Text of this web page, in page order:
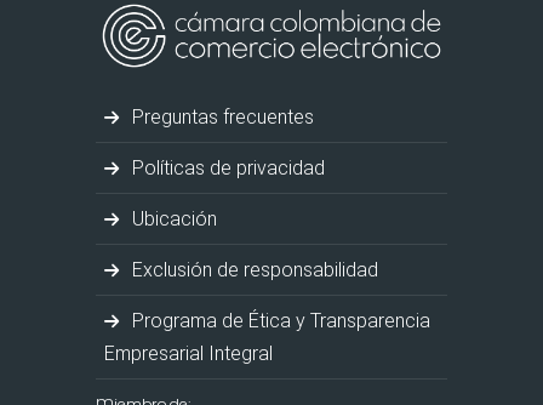
Preguntas frecuentes
Políticas de privacidad
Ubicación
Exclusión de responsabilidad
Programa de Ética y Transparencia
Empresarial Integral